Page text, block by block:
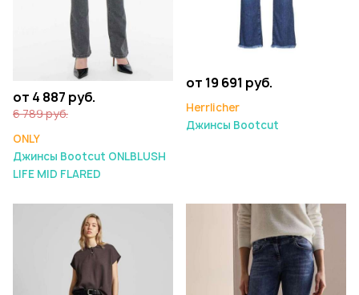
от 4 887 руб.
6 789 руб.
ONLY
Джинсы Bootcut ONLBLUSH
LIFE MID FLARED
от 19 691 руб.
Herrlicher
Джинсы Bootcut